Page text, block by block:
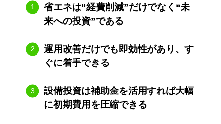
省エネは“経費削減”だけでなく“未
来への投資”である
運用改善だけでも即効性があり、す
ぐに着手できる
設備投資は補助金を活用すれば大幅
に初期費用を圧縮できる